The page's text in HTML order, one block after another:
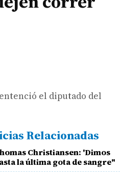
el diputado del
Relacionadas
Christiansen: 'Dimos
la última gota de sangre"